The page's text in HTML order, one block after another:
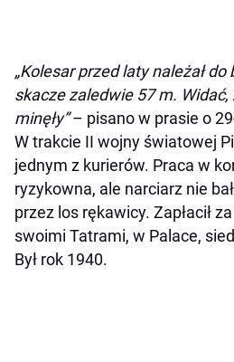
„Kolesar przed laty należał
skacze zaledwie 57 m.
minęły”– pisano w prasie o
W trakcie II wojny światowej
jednym z kurierów. Praca w
ryzykowna, ale narciarz nie
przez los rękawicy. Zapłacił
swoimi Tatrami, w Palace,
Był rok 1940.